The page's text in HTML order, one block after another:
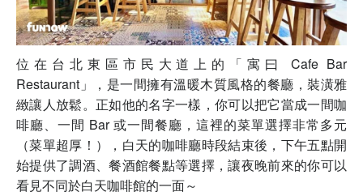
位在台北東區市民大道上的「寓曰 Cafe Bar
Restaurant」，是一間擁有溫暖木質風格的餐廳，裝潢雅
緻讓人放鬆。正如他的名字一樣，你可以把它當成一間咖
啡廳、一間 Bar 或一間餐廳，這裡的菜單選擇非常多元
（菜單超厚！），白天的咖啡廳時段結束後，下午五點開
始提供了調酒、餐酒館餐點等選擇，讓夜晚前來的你可以
看見不同於白天咖啡館的一面～